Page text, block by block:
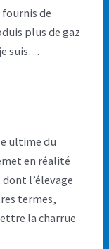
fournis de
plus de gaz
suis…
ultime du
en réalité
l’élevage
termes,
la charrue